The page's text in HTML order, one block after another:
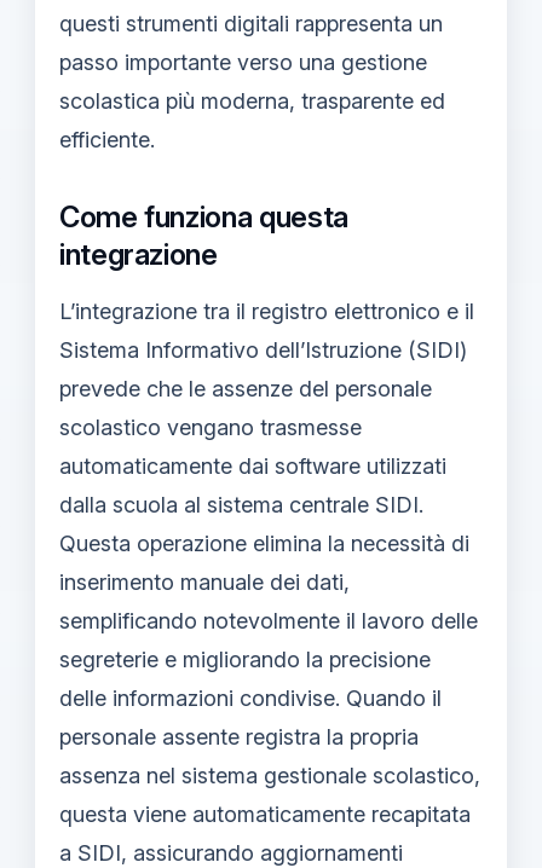
questi strumenti digitali rappresenta un
passo importante verso una gestione
scolastica più moderna, trasparente ed
efficiente.
Come funziona questa
integrazione
L’integrazione tra il registro elettronico e il
Sistema Informativo dell’Istruzione (SIDI)
prevede che le assenze del personale
scolastico vengano trasmesse
automaticamente dai software utilizzati
dalla scuola al sistema centrale SIDI.
Questa operazione elimina la necessità di
inserimento manuale dei dati,
semplificando notevolmente il lavoro delle
segreterie e migliorando la precisione
delle informazioni condivise. Quando il
personale assente registra la propria
assenza nel sistema gestionale scolastico,
questa viene automaticamente recapitata
a SIDI, assicurando aggiornamenti